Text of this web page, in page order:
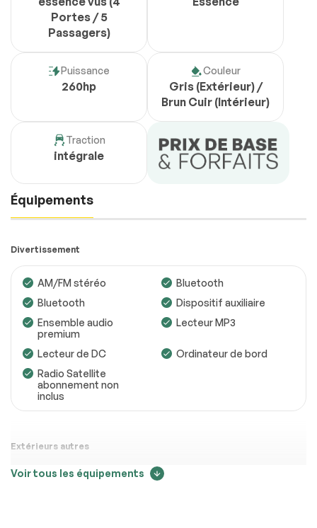
Portes / 5
Passagers)
Puissance
260hp
Couleur
Gris (Extérieur) /
Brun Cuir (Intérieur)
Traction
intégrale
Équipements
Divertissement
AM/FM stéréo
Bluetooth
Bluetooth
Dispositif auxiliaire
Ensemble audio
premium
Lecteur MP3
Lecteur de DC
Ordinateur de bord
Radio Satellite
abonnement non
inclus
Extérieurs autres
Aileron arrière
Voir tous les équipements